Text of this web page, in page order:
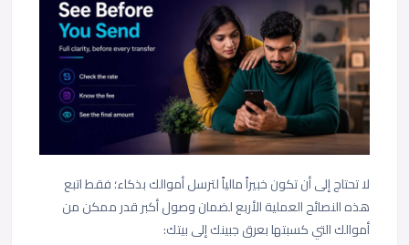
لا تحتاج إلى أن تكون خبيراً مالياً لترسل أموالك بذكاء؛ فقط اتبع
هذه النصائح العملية الأربع لضمان وصول أكبر قدر ممكن من
أموالك التي كسبتها بعرق جبينك إلى بيتك: